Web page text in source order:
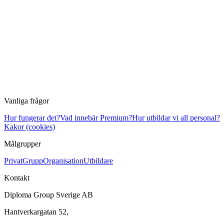
Vanliga frågor
Hur fungerar det?Vad innebär Premium?Hur utbildar vi all personal?
Kakor (cookies)
Målgrupper
PrivatGruppOrganisationUtbildare
Kontakt
Diploma Group Sverige AB
Hantverkargatan 52,